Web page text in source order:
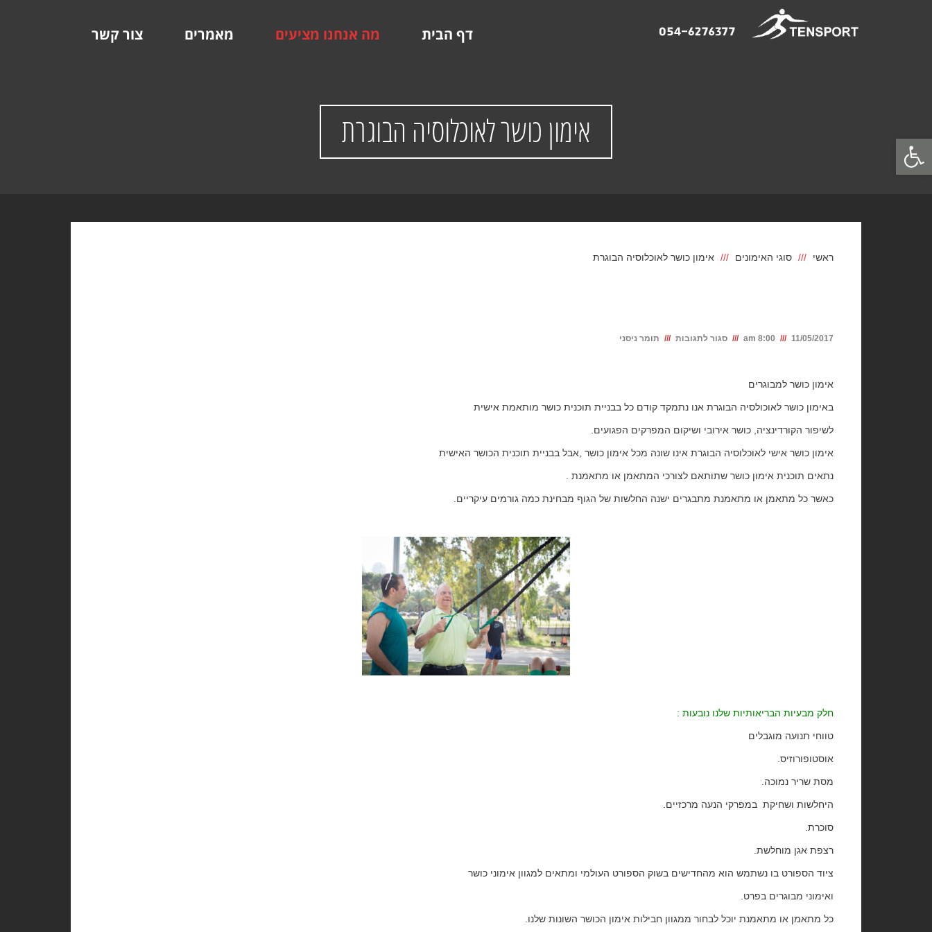
פתח סרגל נגישות
דף הבית מה אנחנו מציעים מאמרים צור קשר
אימון כושר לאוכלוסיה הבוגרת
ראשי סוגי האימונים אימון כושר לאוכלוסיה הבוגרת
11/05/2017
8:00 am סגור לתגובות על תומר ניסני
אימון כושר למבוגרים
באימון כושר לאוכולסיה הבוגרת אנו נתמקד קודם כל בבניית תוכנית כושר מותאמת אישית
לשיפור הקורדינציה, כושר אירובי ושיקום המפרקים הפגועים.
אימון כושר אישי לאוכלוסיה הבוגרת אינו שונה מכל אימון כושר ,אבל בבניית תוכנית הכושר האישית
נתאים תוכנית אימון כושר שתותאם לצורכי המתאמן או מתאמנת .
כאשר כל מתאמן או מתאמנת מתבגרים ישנה החלשות של הגוף מבחינת כמה גורמים עיקריים.
חלק מבעיות הבריאותיות שלנו נובעות :
טווחי תנועה מוגבלים
אוסטופורוזיס.
מסת שריר נמוכה.
היחלשות ושחיקת במפרקי הנעה מרכזיים.
סוכרת.
רצפת אגן מוחלשת.
ציוד הספורט בו נשתמש הוא מהחדישים בשוק הספורט העולמי ומתאים למגוון אימוני כושר
ואימוני מבוגרים בפרט.
כל מתאמן או מתאמנת יוכל לבחור ממגוון חבילות אימון הכושר השונות שלנו.